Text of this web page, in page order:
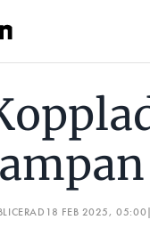
18 FEB 2025, 05:00
SJÄLVA, SVT?